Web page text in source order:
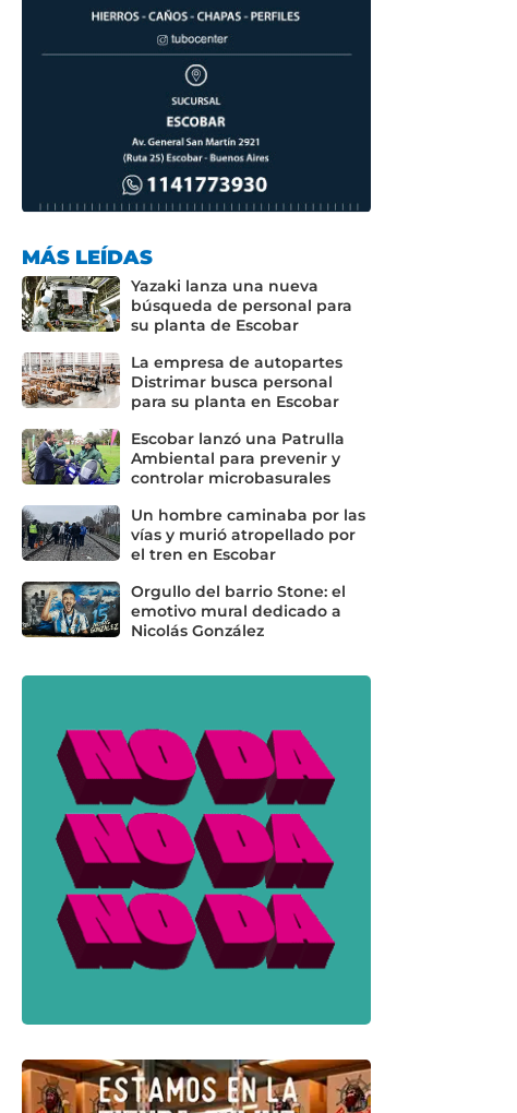
MÁS LEÍDAS
Yazaki lanza una nueva
búsqueda de personal para
su planta de Escobar
La empresa de autopartes
Distrimar busca personal
para su planta en Escobar
Escobar lanzó una Patrulla
Ambiental para prevenir y
controlar microbasurales
Un hombre caminaba por las
vías y murió atropellado por
el tren en Escobar
Orgullo del barrio Stone: el
emotivo mural dedicado a
Nicolás González